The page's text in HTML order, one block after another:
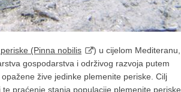
(Pinna nobilis
) u cijelom Mediteranu,
gospodarstva i održivog razvoja putem
žive jedinke plemenite periske. Cilj
praćenje stanja populacije plemenite periske